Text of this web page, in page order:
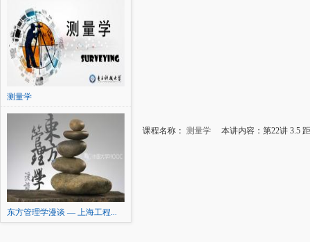
测量学
东方管理学漫谈 — 上海工程...
课程名称： 测量学 本讲内容：第22讲 3.5